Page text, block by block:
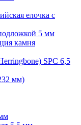
елочка с
5 мм
камня
SPC 6,5
мм)